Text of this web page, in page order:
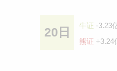
20日 牛证 -3.23
熊证 +3.24